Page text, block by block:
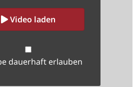
Video laden
dauerhaft erlauben